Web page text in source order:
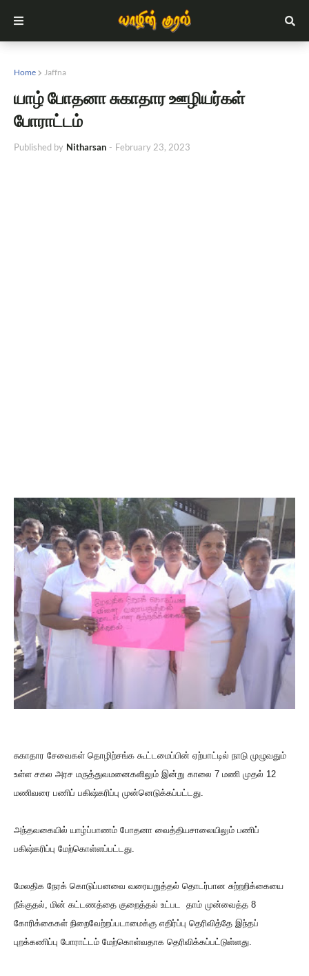
Home Jaffna
யாழ் போதனா சுகாதார ஊழியர்கள்
போராட்டம்
Published by Nitharsan - February 23, 2023
சுகாதார சேவைகள் தொழிற்சங்க கூட்டமைப்பின் ஏற்பாட்டில் நாடு முழுவதும்
உள்ள சகல அரச மருத்துவமனைகளிலும் இன்று காலை 7 மணி முதல் 12
மணிவரை பணிப் பகிஷ்கரிப்பு முன்னெடுக்கப்பட்டது.
அந்தவகையில் யாழ்ப்பாணம் போதனா வைத்தியசாலையிலும் பணிப்
பகிஷ்கரிப்பு மேற்கொள்ளப்பட்டது.
மேலதிக நேரக் கொடுப்பனவை வரையறுத்தல் தொடர்பான சுற்றறிக்கையை
நீக்குதல், மின் கட்டணத்தை குறைத்தல் உட்பட தாம் முன்வைத்த 8
கோரிக்கைகள் நிறைவேற்றப்படாமைக்கு எதிர்ப்பு தெரிவித்தே இந்தப்
புறக்கணிப்பு போராட்டம் மேற்கொள்வதாக தெரிவிக்கப்பட்டுள்ளது.